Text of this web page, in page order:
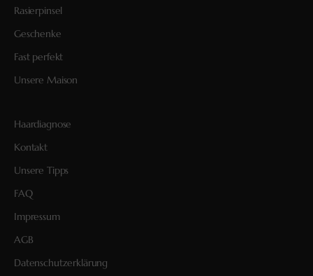
Rasierpinsel
Geschenke
Fast perfekt
Unsere Maison
Haardiagnose
Kontakt
Unsere Tipps
FAQ
Impressum
AGB
Datenschutzerklärung